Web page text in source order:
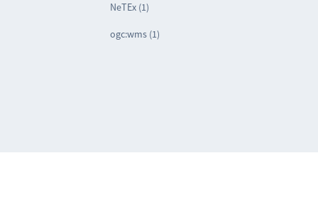
NeTEx (1)
ogc:wms (1)